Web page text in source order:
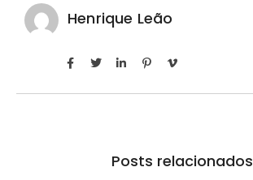
Henrique Leão
Posts relacionados